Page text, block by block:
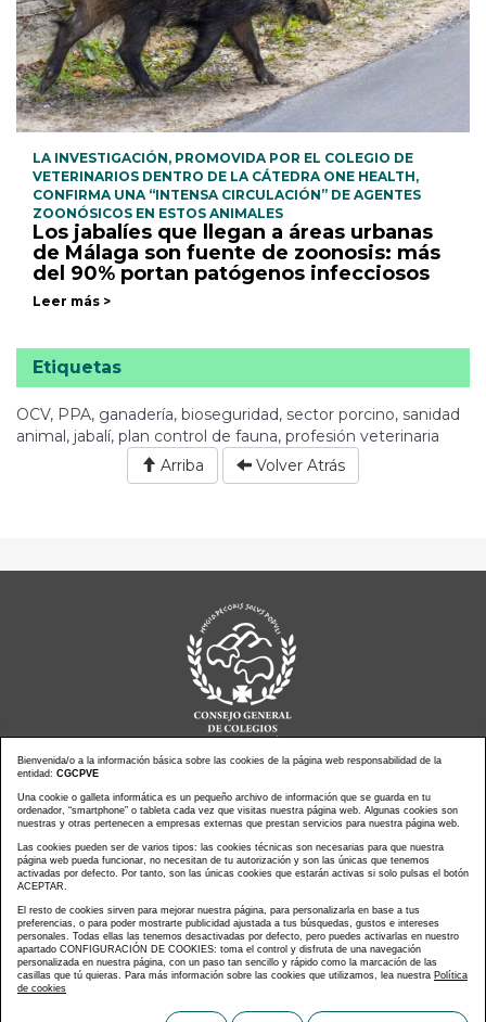
LA INVESTIGACIÓN, PROMOVIDA POR EL COLEGIO DE
VETERINARIOS DENTRO DE LA CÁTEDRA ONE HEALTH,
CONFIRMA UNA “INTENSA CIRCULACIÓN” DE AGENTES
ZOONÓSICOS EN ESTOS ANIMALES
Los jabalíes que llegan a áreas urbanas
de Málaga son fuente de zoonosis: más
del 90% portan patógenos infecciosos
Leer más >
Etiquetas
OCV, PPA, ganadería, bioseguridad, sector porcino, sanidad
animal, jabalí, plan control de fauna, profesión veterinaria
Arriba
Volver Atrás
Noticias actualidad
Agenda de Actos
Revistas
PressClip
Multimedias
Contacto
Aviso Legal
Política Privacidad
Política Cookies
Copyright © CONSEJO GENERAL DE COLEGIOS DE LA
Diseñado y desarrollado por tu equipo Im3diA comunicación 🚀
Bienvenida/o a la información básica sobre las cookies de la página web responsabilidad de la
entidad: CGCPVE
Una cookie o galleta informática es un pequeño archivo de información que se guarda en tu
ordenador, “smartphone” o tableta cada vez que visitas nuestra página web. Algunas cookies son
nuestras y otras pertenecen a empresas externas que prestan servicios para nuestra página web.
Las cookies pueden ser de varios tipos: las cookies técnicas son necesarias para que nuestra
página web pueda funcionar, no necesitan de tu autorización y son las únicas que tenemos
activadas por defecto. Por tanto, son las únicas cookies que estarán activas si solo pulsas el botón
ACEPTAR.
El resto de cookies sirven para mejorar nuestra página, para personalizarla en base a tus
preferencias, o para poder mostrarte publicidad ajustada a tus búsquedas, gustos e intereses
personales. Todas ellas las tenemos desactivadas por defecto, pero puedes activarlas en nuestro
apartado CONFIGURACIÓN DE COOKIES: toma el control y disfruta de una navegación
personalizada en nuestra página, con un paso tan sencillo y rápido como la marcación de las
casillas que tú quieras. Para más información sobre las cookies que utilizamos, lea nuestra Política
de cookies